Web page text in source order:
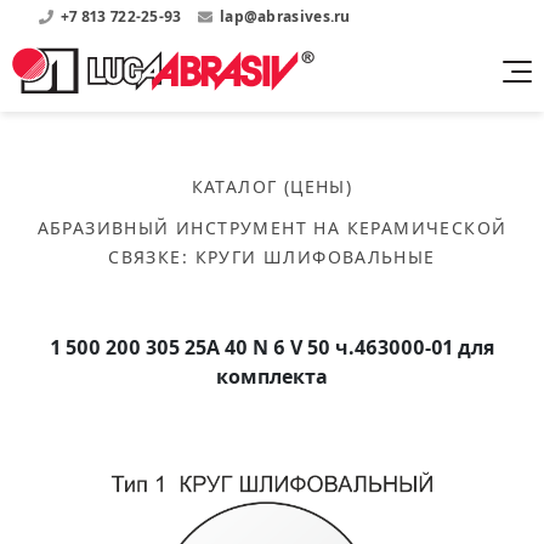
+7 813 722-25-93 lap@abrasives.ru
бакелитовой связке
Скачать каталог
Круги шлифовальные
Сегменты шлифовальные
Бруски шлифовальные
Скачать каталог
Круги шлифовальные
Скачать прайсы на нашу продукцию
Публикации
О нас
Информация о заводе
История завода
Мероприятия
Контакты
КАТАЛОГ (ЦЕНЫ)
АБРАЗИВНЫЙ ИНСТРУМЕНТ НА КЕРАМИЧЕСКОЙ
СВЯЗКЕ : КРУГИ ШЛИФОВАЛЬНЫЕ
1 500 200 305 25А 40 N 6 V 50 ч.463000-01 для
комплекта